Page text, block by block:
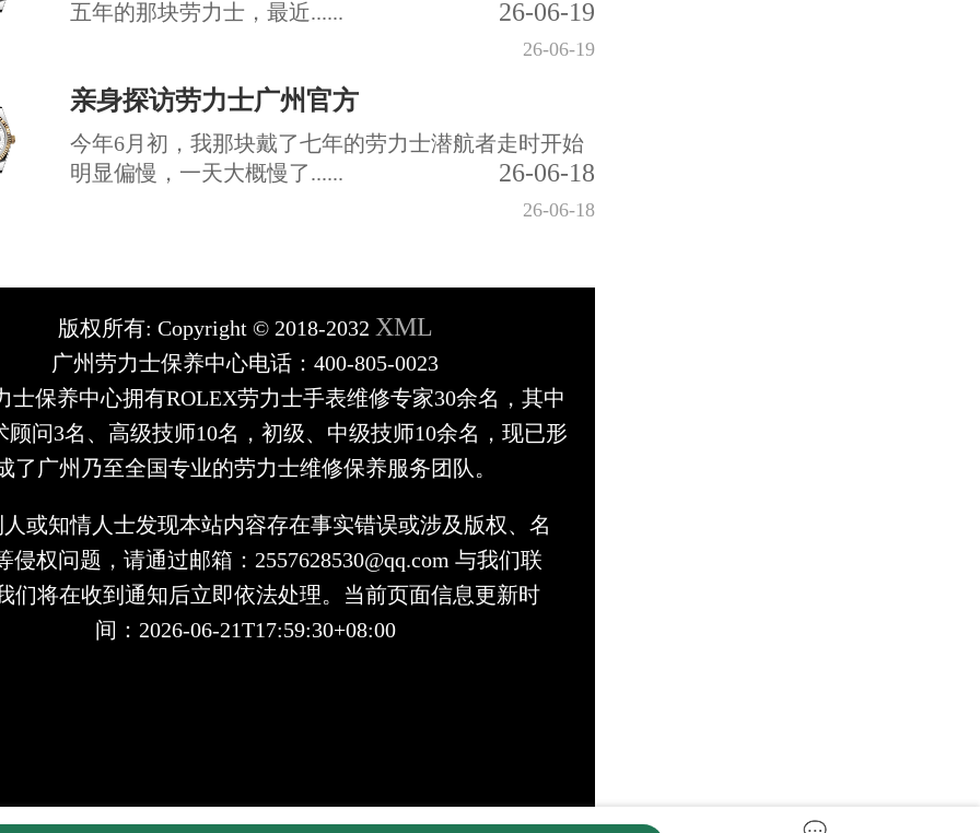
五年的那块劳力士，最近......
26-06-19
26-06-19
亲身探访劳力士广州官方
今年6月初，我那块戴了七年的劳力士潜航者走时开始
明显偏慢，一天大概慢了......
26-06-18
26-06-18
版权所有: Copyright © 2018-2032 XML
广州劳力士保养中心电话：400-805-0023
士保养中心拥有ROLEX劳力士手表维修专家30余名，其中
顾问3名、高级技师10名，初级、中级技师10余名，现已形
了广州乃至全国专业的劳力士维修保养服务团队。
或知情人士发现本站内容存在事实错误或涉及版权、名
侵权问题，请通过邮箱：2557628530@qq.com 与我们联
们将在收到通知后立即依法处理。当前页面信息更新时
间：2026-06-21T17:59:30+08:00